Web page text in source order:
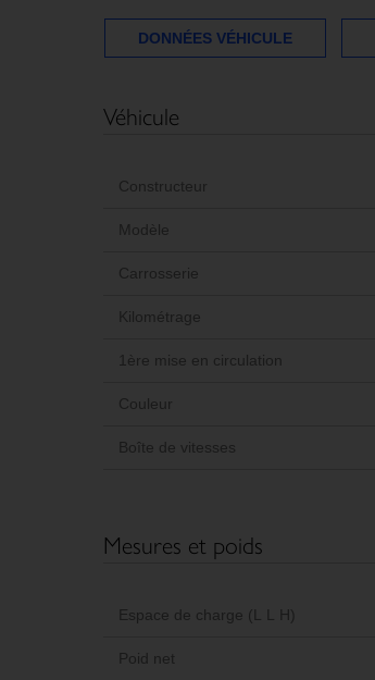
DONNÉES VÉHICULE
Véhicule
Constructeur
Modèle
Carrosserie
Kilométrage
1ère mise en circulation
Couleur
Boîte de vitesses
Mesures et poids
Espace de charge (L L H)
Poid net